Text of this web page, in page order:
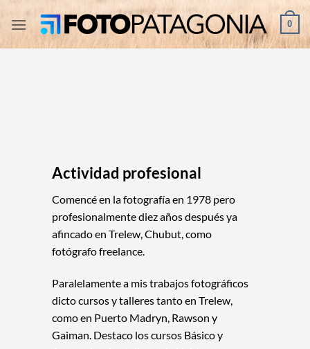
contenido
0
Actividad profesional
Comencé en la fotografía en 1978 pero
profesionalmente diez años después ya
afincado en Trelew, Chubut, como
fotógrafo freelance.
Paralelamente a mis trabajos fotográficos
dicto cursos y talleres tanto en Trelew,
como en Puerto Madryn, Rawson y
Gaiman. Destaco los cursos Básico y